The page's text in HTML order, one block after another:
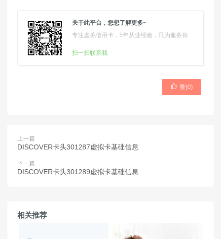
关于此平台，您想了解更多~
专注虚拟信用卡，5年从业经验，只为服务你
扫一扫联系我
 赞(0)
上一篇
DISCOVER卡头301287虚拟卡基础信息
下一篇
DISCOVER卡头301289虚拟卡基础信息
相关推荐